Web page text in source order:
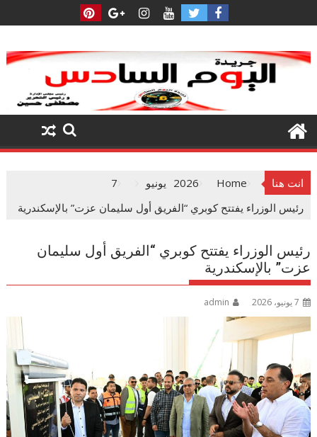
to
انت هنا Home
2026 يونيو
7
رئيس الوزراء يفتتح كوبري “الفريق أول سليمان عزت” بالإسكندرية
رئيس الوزراء يفتتح كوبري “الفريق أول سليمان
عزت” بالإسكندرية
7 يونيو، 2026 admin